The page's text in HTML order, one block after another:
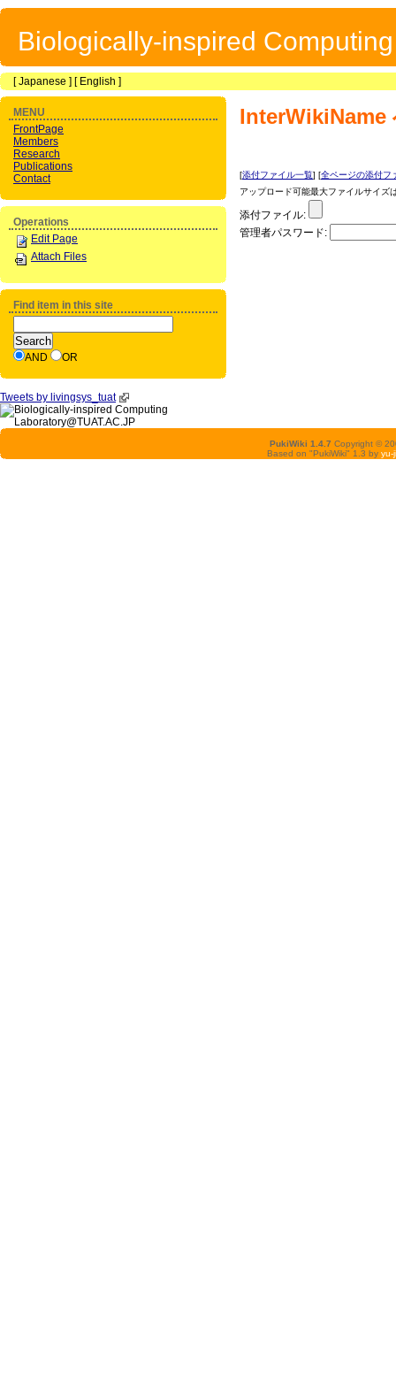
Biologically-inspired
[Japanese ] [ English ]
InterWikiName
[添付ファイル一覧] [全ページの添付フ
アップロード可能最大ファイルサイズ
添付ファイル:
管理者パスワード:
MENU
FrontPage
Members
Research
Publications
Contact
Operations
Edit Page
Attach Files
Find item in this site
AND OR
Tweets by livingsys_tuat
PukiWiki 1.4.7 Copyright ©
Based on "PukiWiki" 1.3 by yu-ji